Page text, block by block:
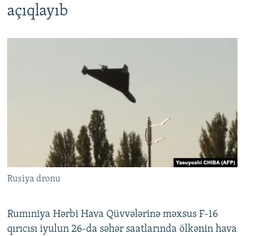
açıqlayıb
Rusiya dronu
Rumıniya Hərbi Hava Qüvvələrinə məxsus F-16
qırıcısı iyulun 26-da səhər saatlarında ölkənin hava